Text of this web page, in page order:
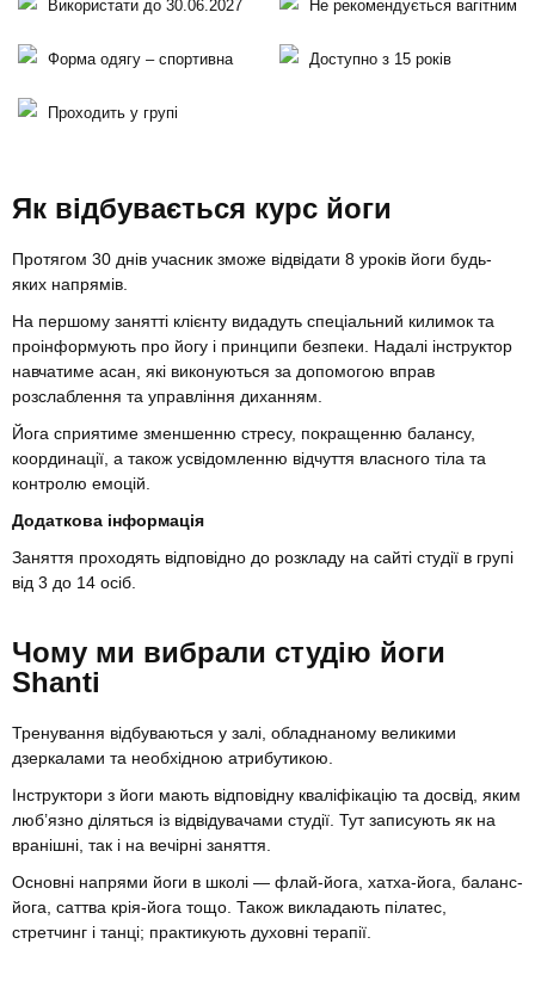
Використати до 30.06.2027 Не рекомендується вагітним
Форма одягу – спортивна Доступно з 15 років
Проходить у групі
Як відбувається курс йоги
Протягом 30 днів учасник зможе відвідати 8 уроків йоги будь-
яких напрямів.
На першому занятті клієнту видадуть спеціальний килимок та
проінформують про йогу і принципи безпеки. Надалі інструктор
навчатиме асан, які виконуються за допомогою вправ
розслаблення та управління диханням.
Йога сприятиме зменшенню стресу, покращенню балансу,
координації, а також усвідомленню відчуття власного тіла та
контролю емоцій.
Додаткова інформація
Заняття проходять відповідно до розкладу на сайті студії в групі
від 3 до 14 осіб.
Чому ми вибрали студію йоги
Shanti
Тренування відбуваються у залі, обладнаному великими
дзеркалами та необхідною атрибутикою.
Інструктори з йоги мають відповідну кваліфікацію та досвід, яким
люб’язно діляться із відвідувачами студії. Тут записують як на
вранішні, так і на вечірні заняття.
Основні напрями йоги в школі — флай-йога, хатха-йога, баланс-
йога, саттва крія-йога тощо. Також викладають пілатес,
стретчинг і танці; практикують духовні терапії.